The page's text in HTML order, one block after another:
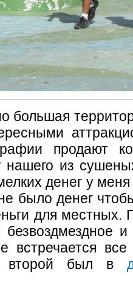
большая
продают
нашего из
денег у
было денег
для местных.
безвоздмездное
встречается
второй был в